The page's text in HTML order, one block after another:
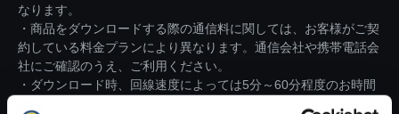
なります。
・商品をダウンロードする際の通信料に関しては、お客様がご契
約している料金プランにより異なります。通信会社や携帯電話会
社にご確認のうえ、ご利用ください。
・ダウンロード時、回線速度によっては5分～60分程度のお時間